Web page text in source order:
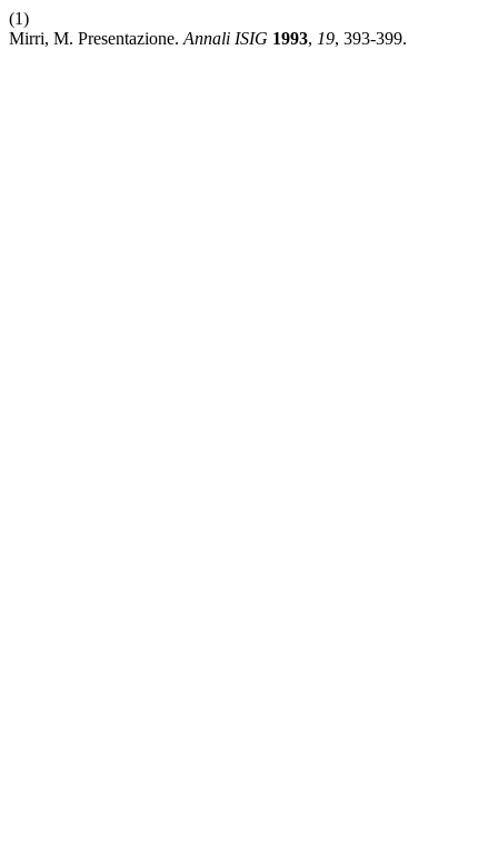
(1)
Mirri, M. Presentazione. Annali ISIG 1993, 19, 393-399.